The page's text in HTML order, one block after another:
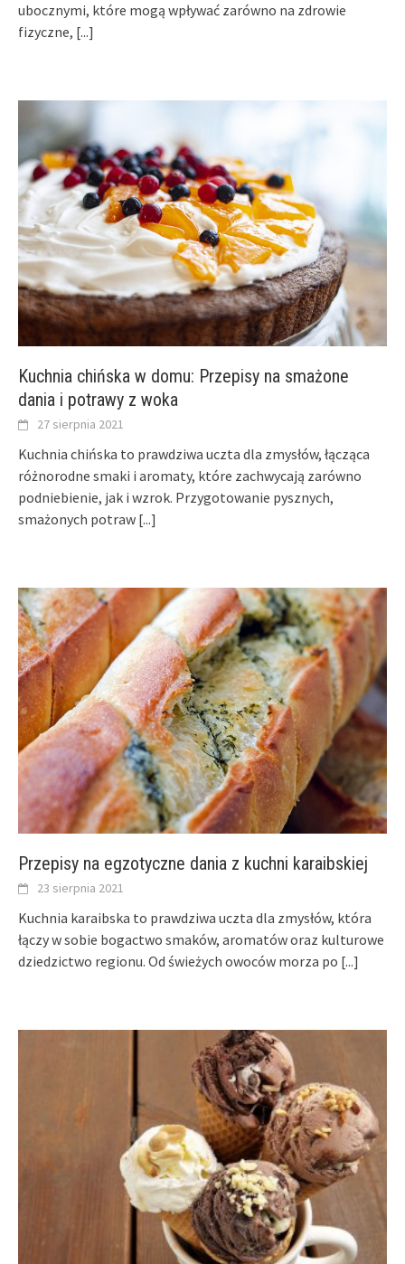
ubocznymi, które mogą wpływać zarówno na zdrowie
fizyczne, [...]
Kuchnia chińska w domu: Przepisy na smażone
dania i potrawy z woka
27 sierpnia 2021
Kuchnia chińska to prawdziwa uczta dla zmysłów, łącząca
różnorodne smaki i aromaty, które zachwycają zarówno
podniebienie, jak i wzrok. Przygotowanie pysznych,
smażonych potraw [...]
Przepisy na egzotyczne dania z kuchni karaibskiej
23 sierpnia 2021
Kuchnia karaibska to prawdziwa uczta dla zmysłów, która
łączy w sobie bogactwo smaków, aromatów oraz kulturowe
dziedzictwo regionu. Od świeżych owoców morza po [...]